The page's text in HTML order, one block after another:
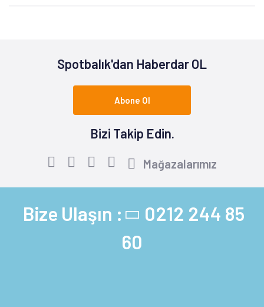
Spotbalık'dan Haberdar OL
Abone Ol
Bizi Takip Edin.
Mağazalarımız
Bize Ulaşın : 0212 244 85
60